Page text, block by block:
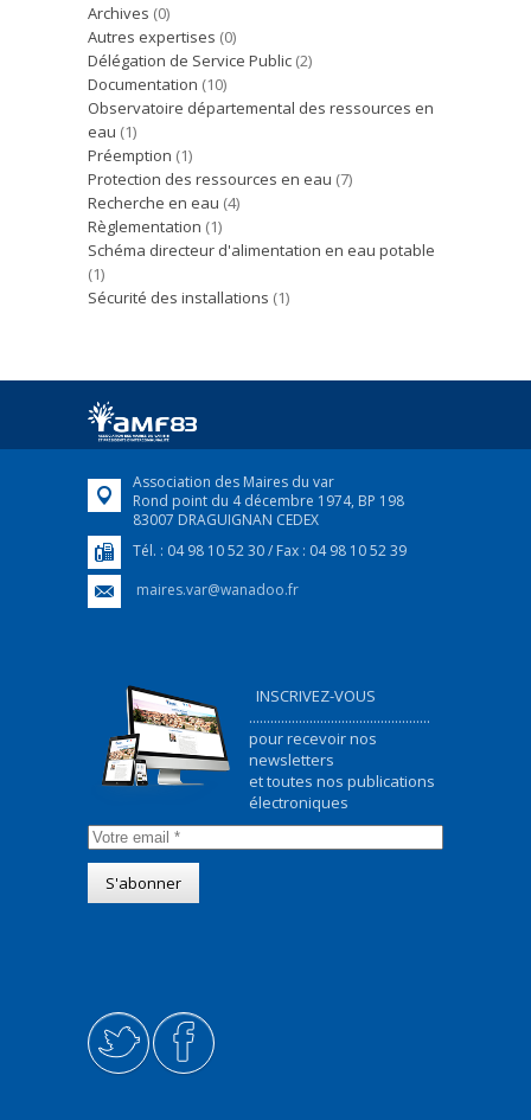
Archives (0)
Autres expertises (0)
Délégation de Service Public (2)
Documentation (10)
Observatoire départemental des ressources en
eau (1)
Préemption (1)
Protection des ressources en eau (7)
Recherche en eau (4)
Règlementation (1)
Schéma directeur d'alimentation en eau potable
(1)
Sécurité des installations (1)
Association des Maires du var
Rond point du 4 décembre 1974, BP 198
83007 DRAGUIGNAN CEDEX
Tél. : 04 98 10 52 30 / Fax : 04 98 10 52 39
maires.var@wanadoo.fr
INSCRIVEZ-VOUS
...................................................
pour recevoir nos
newsletters
et toutes nos publications
électroniques